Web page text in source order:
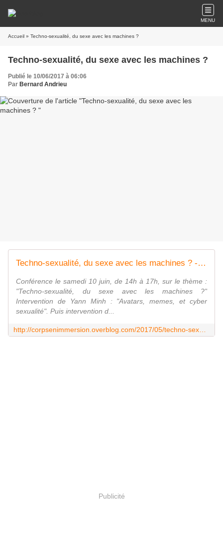
MENU
Accueil » Techno-sexualité, du sexe avec les machines ?
Techno-sexualité, du sexe avec les machines ?
Publié le 10/06/2017 à 06:06
Par Bernard Andrieu
Techno-sexualité, du sexe avec les machines ? - Corps en Immersion
Conférence le samedi 10 juin, de 14h à 17h, sur le thème :
"Techno-sexualité, du sexe avec les machines ?"
Intervention de Yann Minh : "Avatars, memes, et cyber
sexualité". Puis intervention d...
Publicité